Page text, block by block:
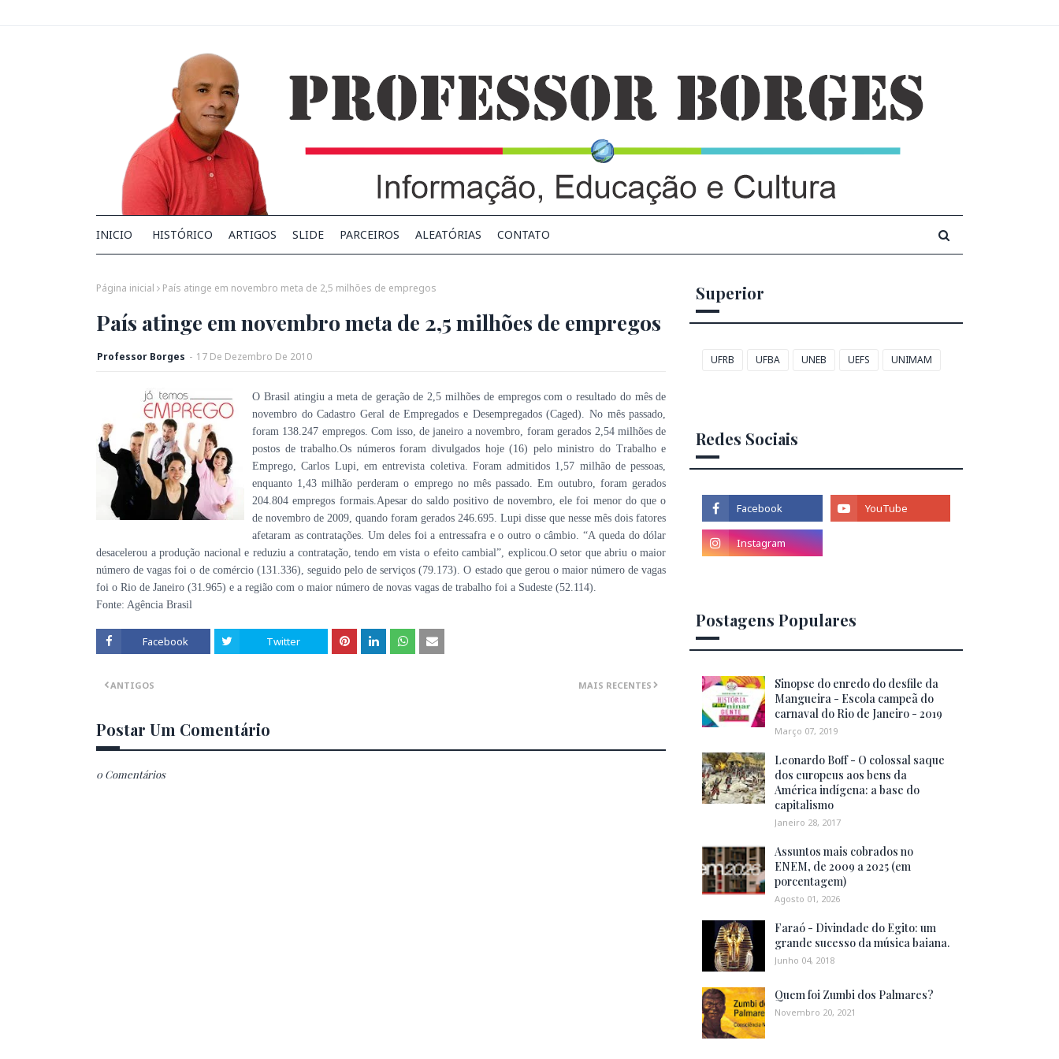
INICIO HISTÓRICO ARTIGOS SLIDE PARCEIROS ALEATÓRIAS CONTATO
Página inicial País atinge em novembro meta de 2,5 milhões de empregos
País atinge em novembro meta de 2,5 milhões de empregos
Professor Borges - 17 De Dezembro De 2010
O Brasil atingiu a meta de geração de 2,5 milhões de empregos com o resultado do mês de
novembro do Cadastro Geral de Empregados e Desempregados (Caged). No mês passado,
foram 138.247 empregos. Com isso, de janeiro a novembro, foram gerados 2,54 milhões de
postos de trabalho.Os números foram divulgados hoje (16) pelo ministro do Trabalho e
Emprego, Carlos Lupi, em entrevista coletiva. Foram admitidos 1,57 milhão de pessoas,
enquanto 1,43 milhão perderam o emprego no mês passado. Em outubro, foram gerados
204.804 empregos formais.Apesar do saldo positivo de novembro, ele foi menor do que o
de novembro de 2009, quando foram gerados 246.695. Lupi disse que nesse mês dois fatores
afetaram as contratações. Um deles foi a entressafra e o outro o câmbio. “A queda do dólar
desacelerou a produção nacional e reduziu a contratação, tendo em vista o efeito cambial”, explicou.O setor que abriu o maior
número de vagas foi o de comércio (131.336), seguido pelo de serviços (79.173). O estado que gerou o maior número de vagas
foi o Rio de Janeiro (31.965) e a região com o maior número de novas vagas de trabalho foi a Sudeste (52.114).
Fonte: Agência Brasil
Facebook Twitter
MAIS RECENTES
ANTIGOS
Postar Um Comentário
0 Comentários
Superior
UFRB UFBA UNEB UEFS UNIMAM
Redes Sociais
Postagens Populares
Sinopse do enredo do desfile da
Mangueira - Escola campeã do
carnaval do Rio de Janeiro - 2019
Março 07, 2019
Leonardo Boff - O colossal saque
dos europeus aos bens da
América indígena: a base do
capitalismo
Janeiro 28, 2017
Assuntos mais cobrados no
ENEM, de 2009 a 2025 (em
porcentagem)
Agosto 01, 2026
Faraó - Divindade do Egito: um
grande sucesso da música baiana.
Junho 04, 2018
Quem foi Zumbi dos Palmares?
Novembro 20, 2021